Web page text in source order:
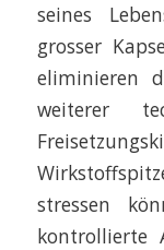
seines
grosser
eliminieren
weiterer
stressen
kontrollierte